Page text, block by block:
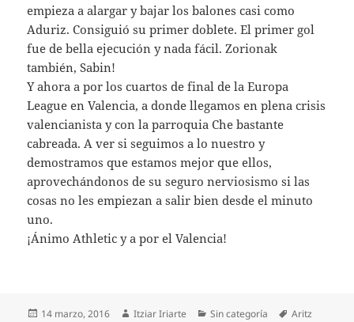
empieza a alargar y bajar los balones casi como
Aduriz. Consiguió su primer doblete. El primer gol
fue de bella ejecución y nada fácil. Zorionak
también, Sabin!
Y ahora a por los cuartos de final de la Europa
League en Valencia, a donde llegamos en plena crisis
valencianista y con la parroquia Che bastante
cabreada. A ver si seguimos a lo nuestro y
demostramos que estamos mejor que ellos,
aprovechándonos de su seguro nerviosismo si las
cosas no les empiezan a salir bien desde el minuto
uno.
¡Ánimo Athletic y a por el Valencia!
Publicado
14 marzo, 2016 Autor
Itziar Iriarte Categorías
Sin categoría Etiquetas
Aritz